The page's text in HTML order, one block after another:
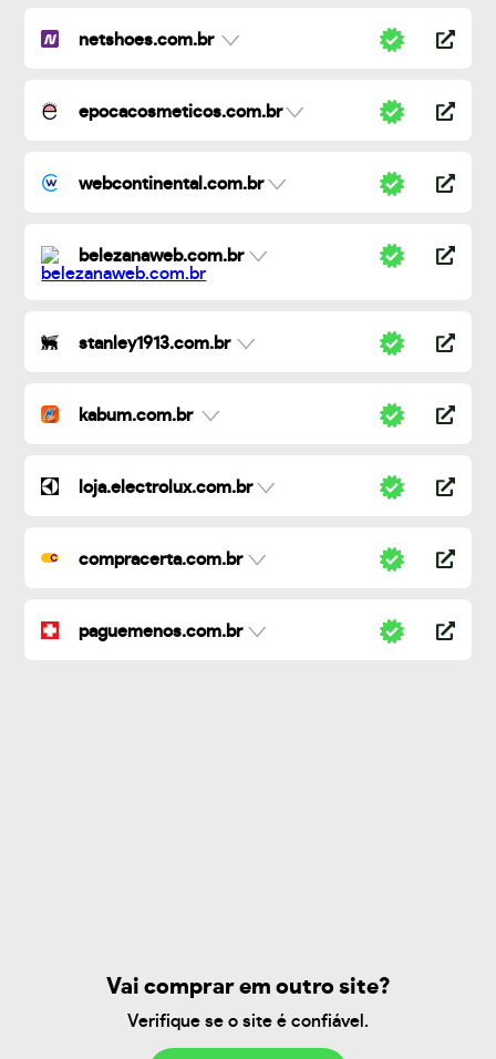
netshoes.com.br
epocacosmeticos.com.br
webcontinental.com.br
belezanaweb.com.br
stanley1913.com.br
kabum.com.br
loja.electrolux.com.br
compracerta.com.br
paguemenos.com.br
Vai comprar em outro site?
Verifique se o site é confiável.